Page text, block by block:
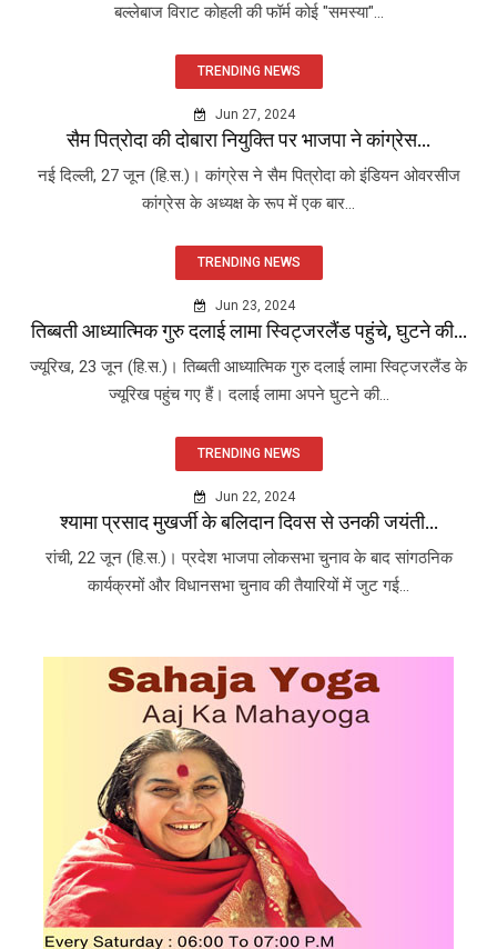
बल्लेबाज विराट कोहली की फॉर्म कोई "समस्या"...
TRENDING NEWS
Jun 27, 2024
सैम पित्रोदा की दोबारा नियुक्ति पर भाजपा ने कांग्रेस...
नई दिल्ली, 27 जून (हि.स.)। कांग्रेस ने सैम पित्रोदा को इंडियन ओवरसीज
कांग्रेस के अध्यक्ष के रूप में एक बार...
TRENDING NEWS
Jun 23, 2024
तिब्बती आध्यात्मिक गुरु दलाई लामा स्विट्जरलैंड पहुंचे, घुटने की...
ज्यूरिख, 23 जून (हि.स.)। तिब्बती आध्यात्मिक गुरु दलाई लामा स्विट्जरलैंड के
ज्यूरिख पहुंच गए हैं। दलाई लामा अपने घुटने की...
TRENDING NEWS
Jun 22, 2024
श्यामा प्रसाद मुखर्जी के बलिदान दिवस से उनकी जयंती...
रांची, 22 जून (हि.स.)। प्रदेश भाजपा लोकसभा चुनाव के बाद सांगठनिक
कार्यक्रमों और विधानसभा चुनाव की तैयारियों में जुट गई...